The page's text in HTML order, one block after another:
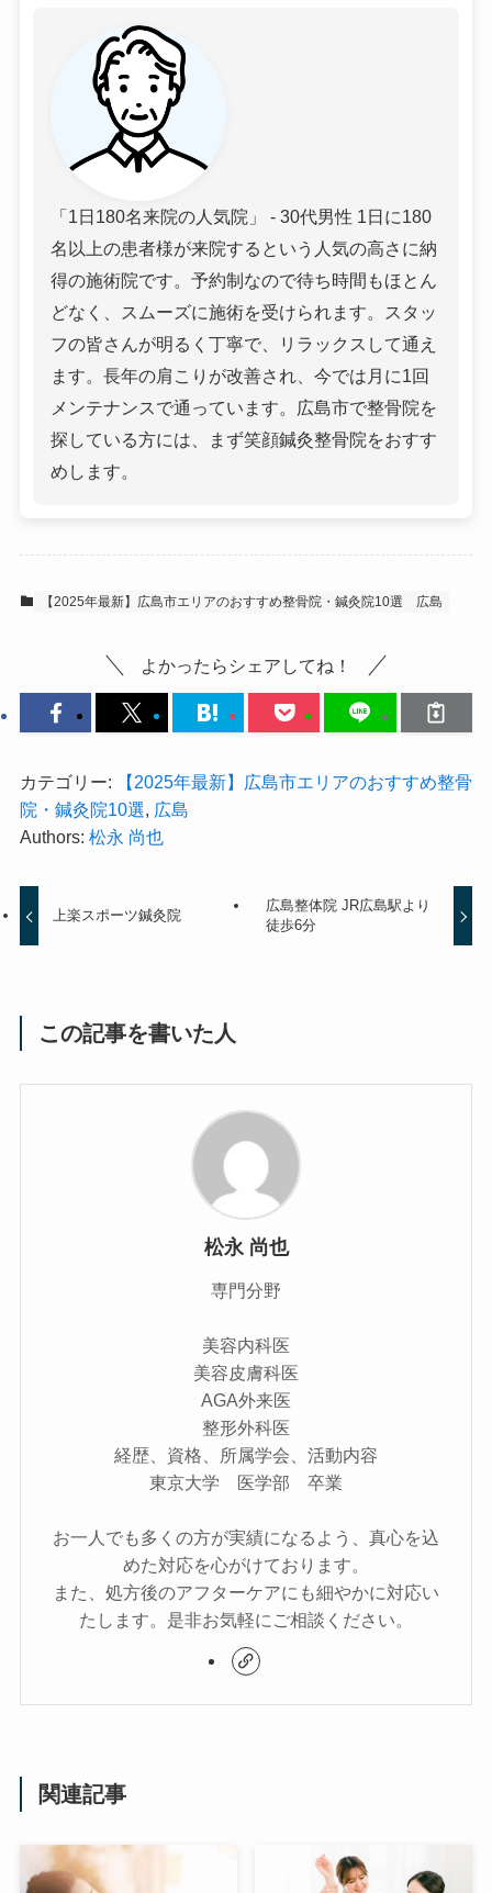
「1日180名来院の人気院」 - 30代男性 1日に180
名以上の患者様が来院するという人気の高さに納
得の施術院です。予約制なので待ち時間もほとん
どなく、スムーズに施術を受けられます。スタッ
フの皆さんが明るく丁寧で、リラックスして通え
ます。長年の肩こりが改善され、今では月に1回
メンテナンスで通っています。広島市で整骨院を
探している方には、まず笑顔鍼灸整骨院をおすす
めします。
【2025年最新】広島市エリアのおすすめ整骨院・鍼灸院10選 広島
よかったらシェアしてね！
カテゴリー:
【2025年最新】広島市エリアのおすすめ整骨
院・鍼灸院10選, 広島
Authors: 松永 尚也
上楽スポーツ鍼灸院
広島整体院 JR広島駅より
徒歩6分
この記事を書いた人
松永 尚也
専門分野
美容内科医
美容皮膚科医
AGA外来医
整形外科医
経歴、資格、所属学会、活動内容
東京大学 医学部 卒業
お一人でも多くの方が実績になるよう、真心を込
めた対応を心がけております。
また、処方後のアフターケアにも細やかに対応い
たします。是非お気軽にご相談ください。
関連記事